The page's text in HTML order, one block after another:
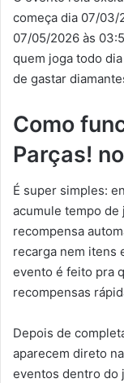
começa dia 07/03/
07/05/2026 às
quem joga todo
de gastar
Como
Parças!
É super simples:
acumule tempo de
recompensa
recarga nem itens
evento é feito pra
recompensas
Depois de
aparecem direto
eventos dentro do